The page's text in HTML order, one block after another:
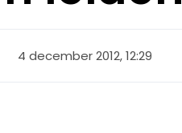
4 december 2012, 12:29